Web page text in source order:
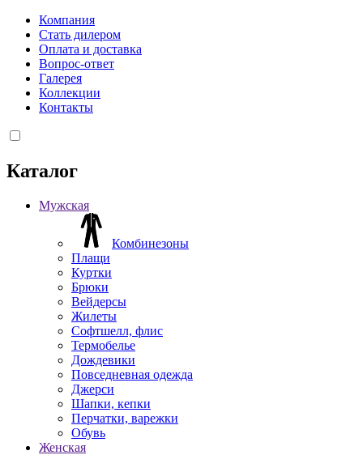
Компания
Стать дилером
Оплата и доставка
Вопрос-ответ
Галерея
Коллекции
Контакты
Каталог
Мужская
Комбинезоны
Плащи
Куртки
Брюки
Вейдерсы
Жилеты
Софтшелл, флис
Термобелье
Дождевики
Повседневная одежда
Джерси
Шапки, кепки
Перчатки, варежки
Обувь
Женская